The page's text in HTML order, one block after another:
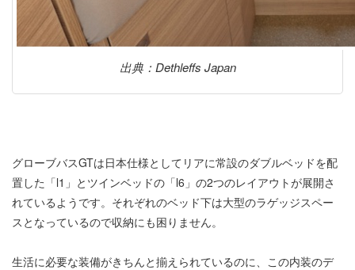
出典：Dethleffs Japan
グローブバスGTは日本仕様としてリアに常設のダブルベッドを配
置した「l1」とツインベッドの「l6」の2つのレイアウトが展開さ
れているようです。それぞれのベッド下は大型のラゲッジスペー
スとなっているので収納にも困りません。
生活に必要な装備がきちんと揃えられているのに、この内装のデ